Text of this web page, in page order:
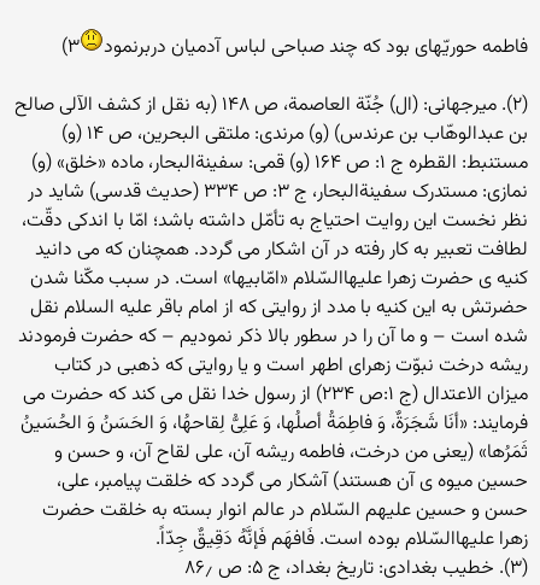
فاطمه حوریّه‏اى بود که چند صباحى لباس آدمیان دربرنمود
۳)
(۲). میرجهانى: (ال) جُنّة العاصمة، ص ۱۴۸ (به نقل از کشف الآلى صالح
بن عبدالوهّاب بن عرندس) (و) مرندى: ملتقى البحرین، ص ۱۴ (و)
مستنبط: القطره ج ۱: ص ۱۶۴ (و) قمى: سفینةالبحار، ماده «خلق» (و)
نمازى: مستدرک سفینةالبحار، ج ۳: ص ۳۳۴ (حدیث قدسى) شاید در
نظر نخست این روایت احتیاج به تأمّل داشته باشد؛ امّا با اندکى دقّت،
لطافت تعبیر به کار رفته در آن اشکار مى‏ گردد. همچنان که مى‏ دانید
کنیه‏ ى حضرت زهرا علیهاالسّلام «امّ‏ابیها» است. در سبب مکّنا شدن
حضرتش به این کنیه با مدد از روایتى که از امام باقر علیه ‏السلام نقل
شده است – و ما آن را در سطور بالا ذکر نمودیم – که حضرت فرمودند
ریشه درخت نبوّت زهراى اطهر است و یا روایتى که ذهبى در کتاب
میزان الاعتدال (ج ۱:ص ۲۳۴) از رسول خدا نقل مى‏ کند که حضرت مى‏
فرمایند: «أنَا شَجَرَةٌ، وَ فاطِمَةُ أصلُها، وَ عَلِىُّ لِقاحهُا، وَ الحَسَنُ وَ الحُسَینُ
ثَمَرُها» (یعنى من درخت، فاطمه ریشه آن، على لقاح آن، و حسن و
حسین میوه‏ ى آن هستند) آشکار مى‏ گردد که خلقت پیامبر، على،
حسن و حسین علیهم ‏السّلام در عالم انوار بسته به خلقت حضرت
زهرا علیهاالسّلام بوده است. فَافهَم فَإنَّهُ دَقِیقٌ جِدّاً.
(۳). خطیب بغدادى: تاریخ بغداد، ج ۵: ص ۸۶٫